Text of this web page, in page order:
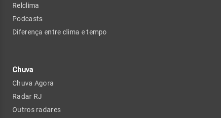
Relclima
Podcasts
Diferença entre clima e tempo
Chuva
Chuva Agora
Radar RJ
Outros radares